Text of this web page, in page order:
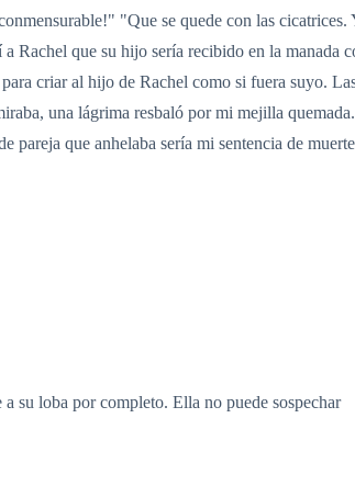
"Que se quede con las cicatrices.
Rachel que su hijo sería recibido en la manada
criar al hijo de Rachel como si fuera suyo.
una lágrima resbaló por mi mejilla
pareja que anhelaba sería mi sentencia de
su loba por completo. Ella no puede sospechar